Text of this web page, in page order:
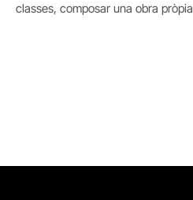
classes, composar una obra pròpia